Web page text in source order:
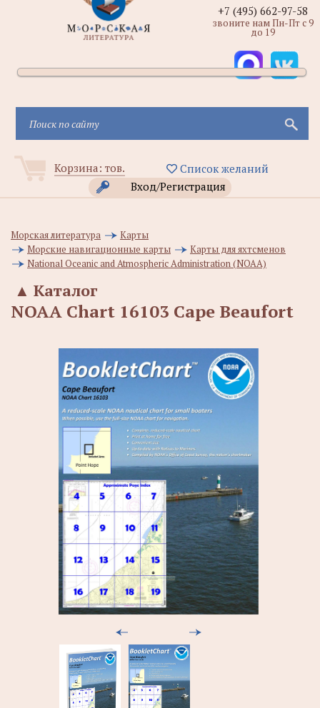
Корзина: тов.
Список желаний
Вход/Регистрация
+7 (495) 662-97-58
звоните нам Пн-Пт с 9
до 19
Морская литература
Карты
Морские навигационные карты
Карты для яхтсменов
National Oceanic and Atmospheric Administration (NOAA)
Каталог
▲
NOAA Chart 16103 Cape Beaufort